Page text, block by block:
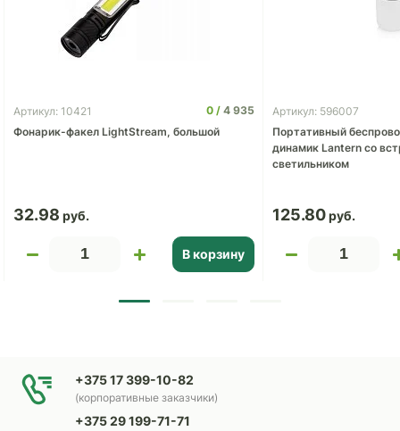
Артикул: 10421 0
4 935
Фонарик-факел LightStream, большой
32.98
В корзину
Артикул: 596007
Портативный
динамик Lantern со встроенным
светильником
125.80
+375 17 399-10-82
(корпоративные заказчики)
+375 29 199-71-71